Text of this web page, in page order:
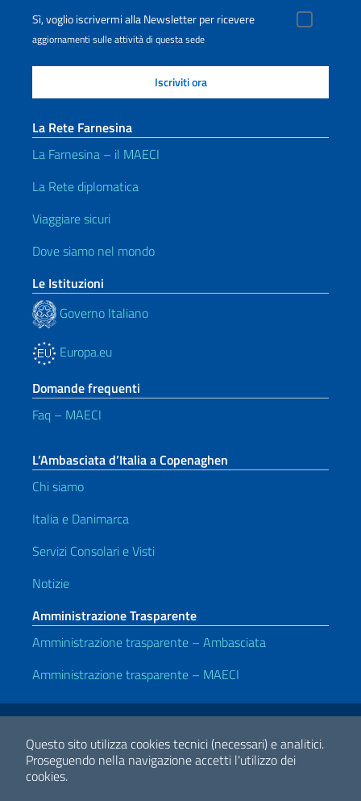
Questo sito utilizza cookies tecnici (necessari) e analitici.
Proseguendo nella navigazione accetti l'utilizzo dei
cookies.
Sì, voglio iscrivermi alla Newsletter per ricevere
aggiornamenti sulle attività di questa sede
La Rete Farnesina
La Farnesina – il MAECI
La Rete diplomatica
Viaggiare sicuri
Dove siamo nel mondo
Le Istituzioni
Governo Italiano
Europa.eu
Domande frequenti
Faq – MAECI
L’Ambasciata d’Italia a Copenaghen
Chi siamo
Italia e Danimarca
Servizi Consolari e Visti
Notizie
Amministrazione Trasparente
Amministrazione trasparente – Ambasciata
Amministrazione trasparente – MAECI
Link Utili